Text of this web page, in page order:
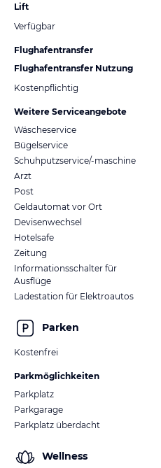
Lift
Verfügbar
Flughafentransfer
Flughafentransfer Nutzung
Kostenpflichtig
Weitere Serviceangebote
Wäscheservice
Bügelservice
Schuhputzservice/-maschine
Arzt
Post
Geldautomat vor Ort
Devisenwechsel
Hotelsafe
Zeitung
Informationsschalter für
Ausflüge
Ladestation für Elektroautos
Parken
Kostenfrei
Parkmöglichkeiten
Parkplatz
Parkgarage
Parkplatz überdacht
Wellness